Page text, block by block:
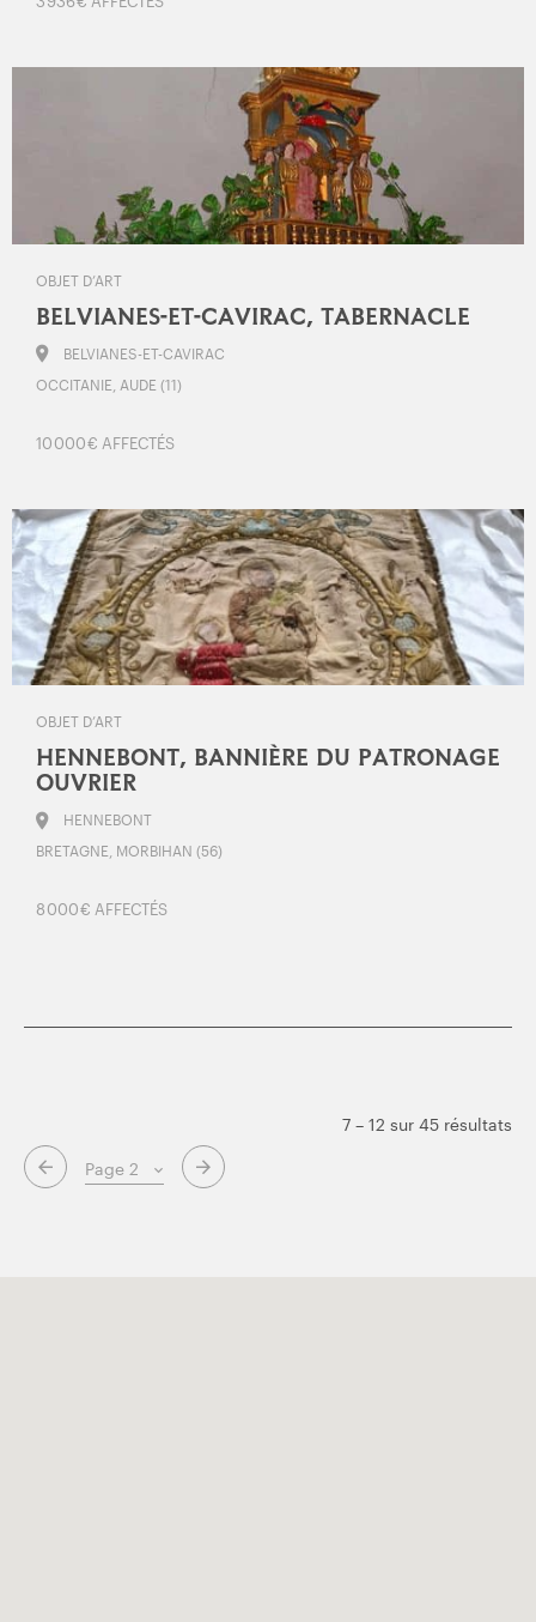
OBJET D’ART
BELVIANES-ET-CAVIRAC, TABERNACLE
BELVIANES-ET-CAVIRAC
OCCITANIE, AUDE (11)
10 000 € AFFECTÉS
OBJET D’ART
HENNEBONT, BANNIÈRE DU PATRONAGE
OUVRIER
HENNEBONT
BRETAGNE, MORBIHAN (56)
8 000 € AFFECTÉS
Page suivante
7 – 12 sur 45 résultats